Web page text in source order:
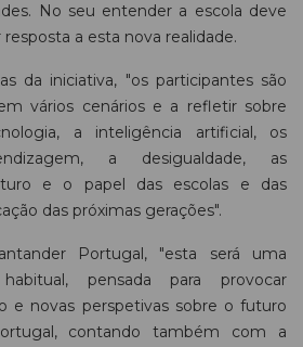
No seu entender a escola deve
a esta nova realidade.
da iniciativa, "os participantes são
vários cenários e a refletir sobre
a inteligência artificial, os
a desigualdade, as
e o papel das escolas e das
das próximas gerações".
Portugal, "esta será uma
pensada para provocar
e novas perspetivas sobre o futuro
contando também com a